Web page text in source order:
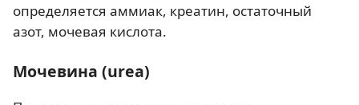
определяется аммиак, креатин, остаточный
азот, мочевая кислота.
Мочевина (urea)